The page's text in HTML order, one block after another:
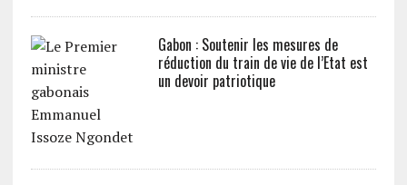
Gabon : Soutenir les mesures de
réduction du train de vie de l’Etat est
un devoir patriotique